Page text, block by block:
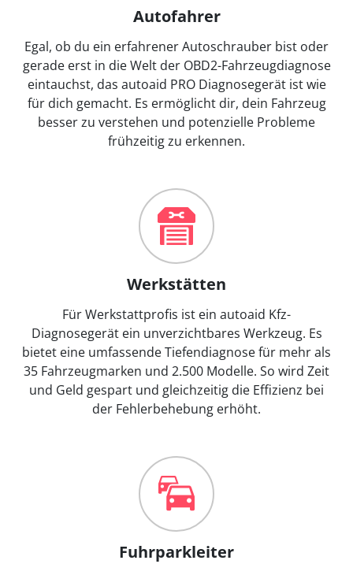
Autofahrer
Egal, ob du ein erfahrener Autoschrauber bist oder
gerade erst in die Welt der OBD2-Fahrzeugdiagnose
eintauchst, das autoaid PRO Diagnosegerät ist wie
für dich gemacht. Es ermöglicht dir, dein Fahrzeug
besser zu verstehen und potenzielle Probleme
frühzeitig zu erkennen.
Werkstätten
Für Werkstattprofis ist ein autoaid Kfz-
Diagnosegerät ein unverzichtbares Werkzeug. Es
bietet eine umfassende Tiefendiagnose für mehr als
35 Fahrzeugmarken und 2.500 Modelle. So wird Zeit
und Geld gespart und gleichzeitig die Effizienz bei
der Fehlerbehebung erhöht.
Fuhrparkleiter